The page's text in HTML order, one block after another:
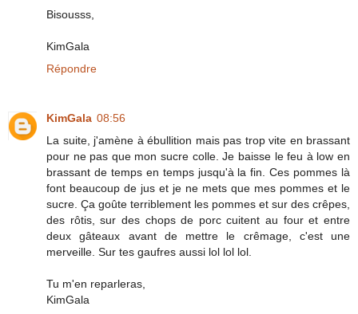
Bisousss,
KimGala
Répondre
KimGala 08:56
La suite, j'amène à ébullition mais pas trop vite en brassant
pour ne pas que mon sucre colle. Je baisse le feu à low en
brassant de temps en temps jusqu'à la fin. Ces pommes là
font beaucoup de jus et je ne mets que mes pommes et le
sucre. Ça goûte terriblement les pommes et sur des crêpes,
des rôtis, sur des chops de porc cuitent au four et entre
deux gâteaux avant de mettre le crêmage, c'est une
merveille. Sur tes gaufres aussi lol lol lol.
Tu m'en reparleras,
KimGala